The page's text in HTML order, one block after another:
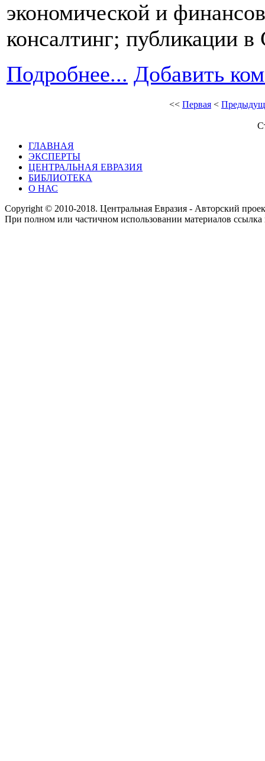
экономической и
консалтинг; публикации
Подробнее... Добавить
<< Первая <
ГЛАВНАЯ
ЭКСПЕРТЫ
ЦЕНТРАЛЬНАЯ ЕВРАЗИЯ
БИБЛИОТЕКА
О НАС
Copyright © 2010-2018. Центральная Евразия - Авторский
При полном или частичном использовании материалов ссылка